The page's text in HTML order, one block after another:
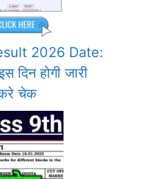
2026 Date:
दिन होगी जारी
चेक